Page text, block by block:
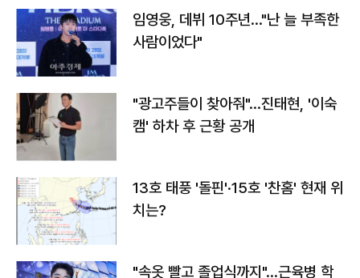
임영웅, 데뷔 10주년…"난 늘 부족한
사람이었다"
"광고주들이 찾아줘"…진태현, '이숙
캠' 하차 후 근황 공개
13호 태풍 '돌핀'·15호 '찬홈' 현재 위
치는?
"속옷 빨고 졸업식까지"…근육병 학